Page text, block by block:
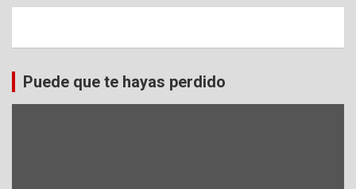
Puede que te hayas perdido